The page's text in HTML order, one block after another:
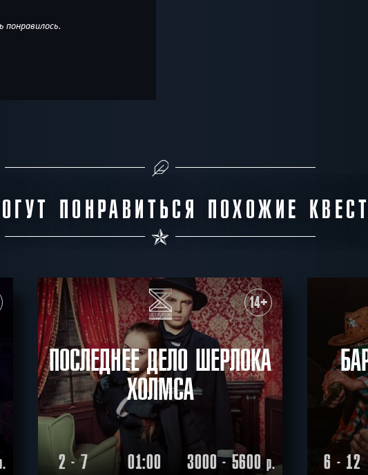
ПОНРАВИТЬСЯ ПОХОЖИЕ
14+
ПОСЛЕДНЕЕ ДЕЛО ШЕРЛОКА
ХОЛМСА
2 - 7 01:00 3000 - 5600р. 6 - 12